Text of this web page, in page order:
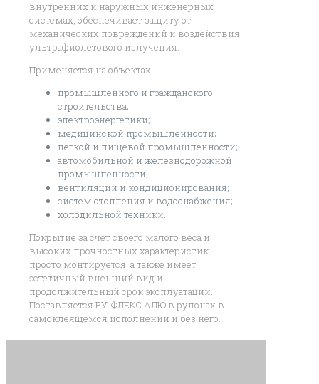
внутренних и наружных инженерных
системах, обеспечивает защиту от
механических повреждений и воздействия
ультрафиолетового излучения.
Применяется на объектах:
промышленного и гражданского
строительства;
электроэнергетики;
медицинской промышленности;
легкой и пищевой промышленности;
автомобильной и железнодорожной
промышленности;
вентиляции и кондиционирования;
систем отопления и водоснабжения;
холодильной техники.
Покрытие за счет своего малого веса и
высоких прочностных характеристик
просто монтируется, а также имеет
эстетичный внешний вид и
продолжительный срок эксплуатации.
Поставляется РУ-ФЛЕКС АЛЮ в рулонах в
самоклеящемся исполнении и без него.